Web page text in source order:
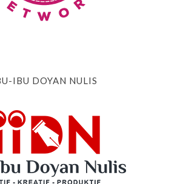
IBU DOYAN NULIS